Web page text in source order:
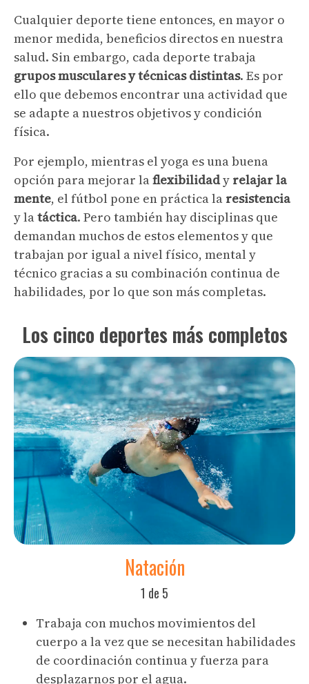
Cualquier deporte tiene entonces, en mayor o
menor medida, beneficios directos en nuestra
salud. Sin embargo, cada deporte trabaja
grupos musculares y técnicas distintas. Es por
ello que debemos encontrar una actividad que
se adapte a nuestros objetivos y condición
física.
Por ejemplo, mientras el yoga es una buena
opción para mejorar laflexibilidady relajar la
mente, el fútbol pone en práctica la resistencia
y latáctica. Pero también hay disciplinas que
demandan muchos de estos elementos y que
trabajan por igual a nivel físico, mental y
técnico gracias a su combinación continua de
habilidades, por lo que son más completas.
Los cinco deportes más completos
Natación
1 de 5
Trabaja con muchos movimientos del
cuerpo a la vez que se necesitan habilidades
de coordinación continua y fuerza para
desplazarnos por el agua.